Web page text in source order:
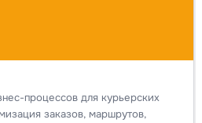
процессов для курьерских
заказов, маршрутов,